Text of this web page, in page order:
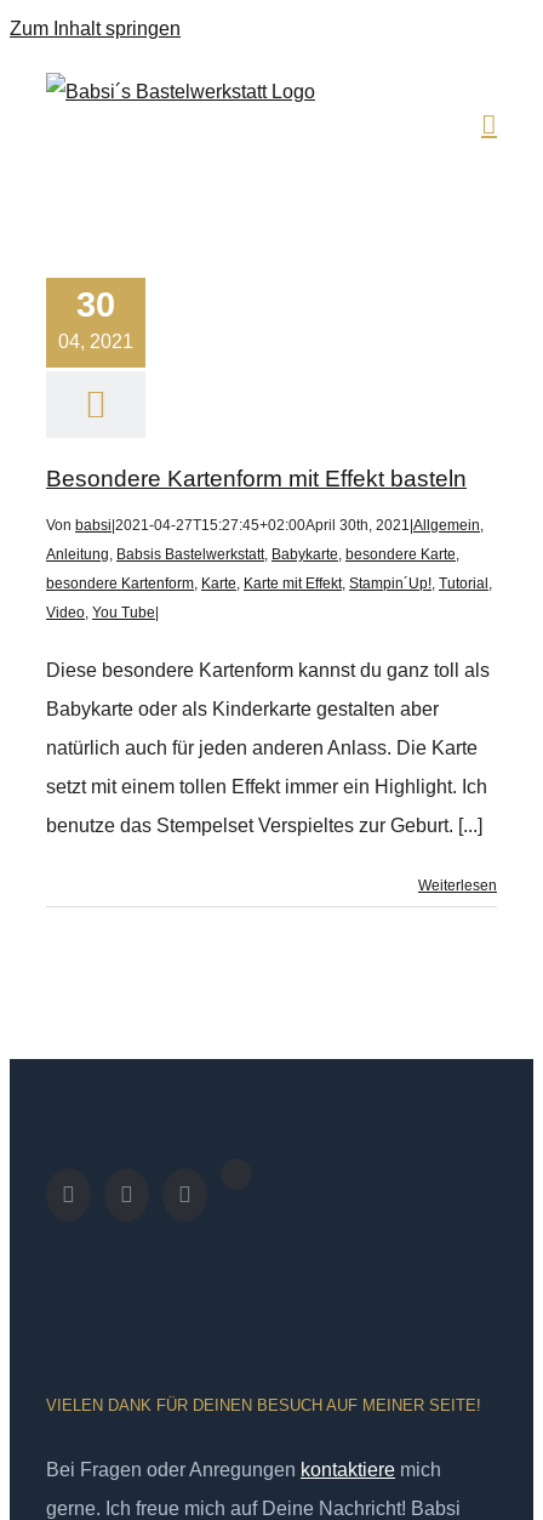
Zum Inhalt springen
30
04, 2021
Besondere Kartenform mit Effekt basteln
Von babsi 2021-04-27T15:27:45+02:00April 30th, 2021 Allgemein,
Anleitung, Babsis Bastelwerkstatt, Babykarte, besondere Karte,
besondere Kartenform, Karte, Karte mit Effekt, Stampin´Up!, Tutorial ,
Video, You Tube
Diese besondere Kartenform kannst du ganz toll als
Babykarte oder als Kinderkarte gestalten aber
natürlich auch für jeden anderen Anlass. Die Karte
setzt mit einem tollen Effekt immer ein Highlight. Ich
benutze das Stempelset Verspieltes zur Geburt. [...]
Weiterlesen
VIELEN DANK FÜR DEINEN BESUCH AUF MEINER SEITE!
Bei Fragen oder Anregungen kontaktiere mich
gerne. Ich freue mich auf Deine Nachricht! Babsi